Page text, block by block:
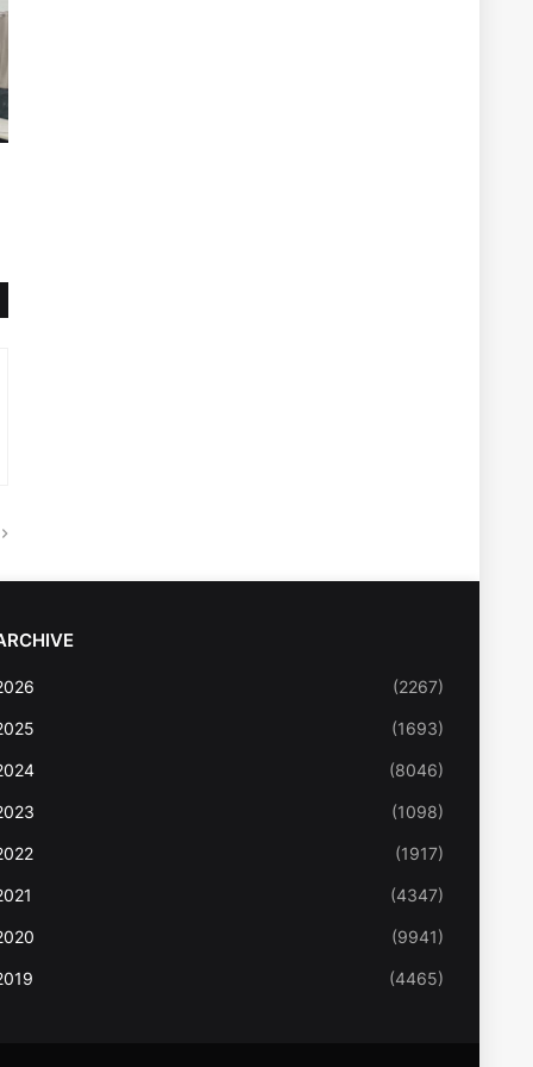
(2267)
(1693)
(8046)
(1098)
(1917)
(4347)
(9941)
(4465)